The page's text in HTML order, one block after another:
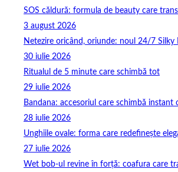
SOS căldură: formula de beauty care
3 august 2026
Netezire oricând, oriunde: noul 24/7
30 iulie 2026
Ritualul de 5 minute care schimbă tot
29 iulie 2026
Bandana: accesoriul care schimbă instant
28 iulie 2026
Unghiile ovale: forma care redefinește
27 iulie 2026
Wet bob-ul revine în forță: coafura care